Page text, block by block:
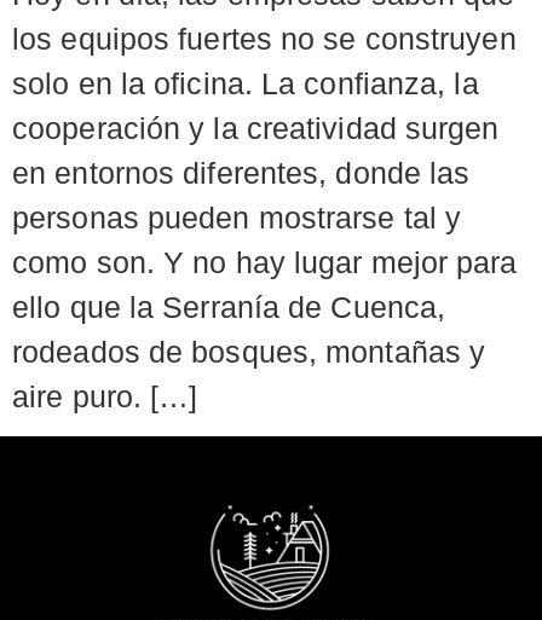
los equipos fuertes no se construyen
solo en la oficina. La confianza, la
cooperación y la creatividad surgen
en entornos diferentes, donde las
personas pueden mostrarse tal y
como son. Y no hay lugar mejor para
ello que la Serranía de Cuenca,
rodeados de bosques, montañas y
aire puro. […]